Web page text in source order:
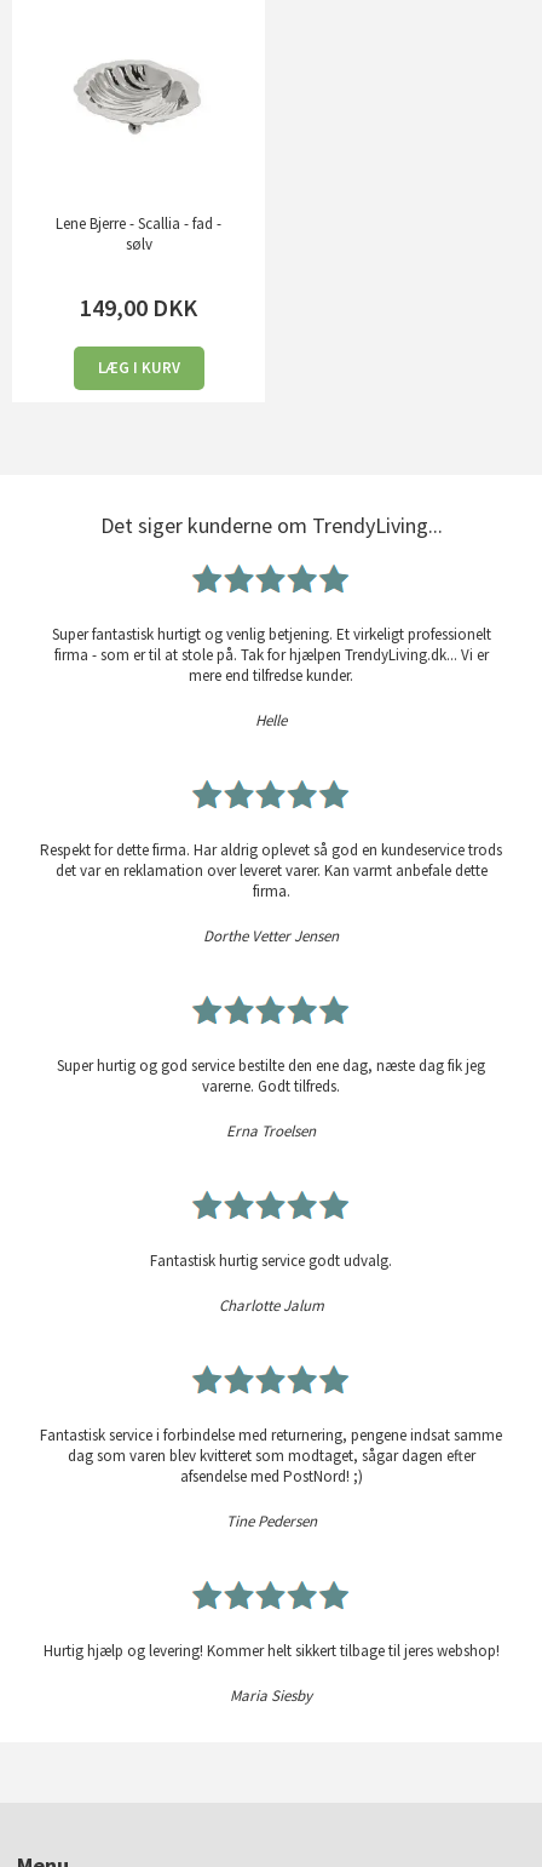
Lene Bjerre - Scallia - fad -
sølv
149,00 DKK
LÆG I KURV
Det siger kunderne om TrendyLiving...
Super fantastisk hurtigt og venlig betjening. Et virkeligt professionelt
firma - som er til at stole på. Tak for hjælpen TrendyLiving.dk... Vi er
mere end tilfredse kunder.
Helle
Respekt for dette firma. Har aldrig oplevet så god en kundeservice trods
det var en reklamation over leveret varer. Kan varmt anbefale dette
firma.
Dorthe Vetter Jensen
Super hurtig og god service bestilte den ene dag, næste dag fik jeg
varerne. Godt tilfreds.
Erna Troelsen
Fantastisk hurtig service godt udvalg.
Charlotte Jalum
Fantastisk service i forbindelse med returnering, pengene indsat samme
dag som varen blev kvitteret som modtaget, sågar dagen efter
afsendelse med PostNord! ;)
Tine Pedersen
Hurtig hjælp og levering! Kommer helt sikkert tilbage til jeres webshop!
Maria Siesby